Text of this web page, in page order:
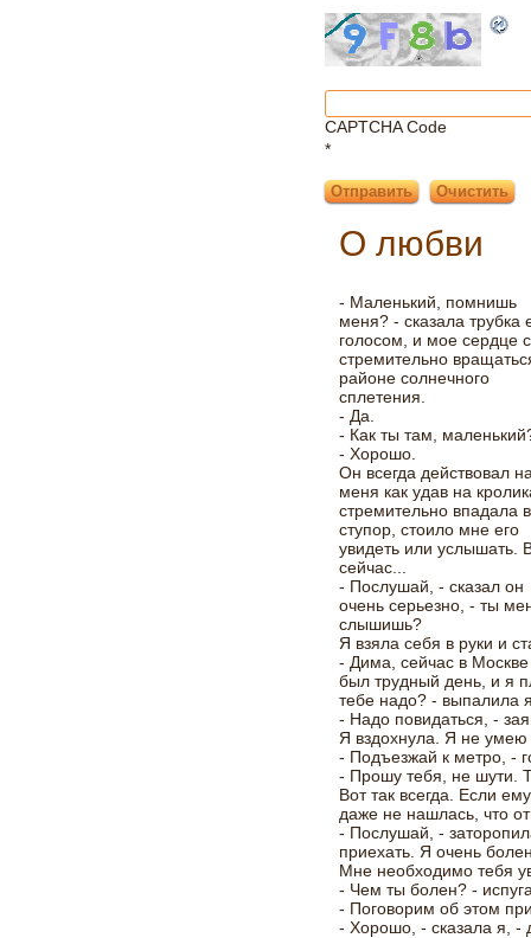
CAPTCHA Code
*
О любви
- Маленький, помнишь
меня? - сказала трубка
голосом, и мое сердце
стремительно
районе солнечного
сплетения.
- Да.
- Как ты там,
- Хорошо.
Он всегда действовал
меня как удав на
стремительно впадала в
ступор, стоило мне его
увидеть или услышать.
сейчас...
- Послушай, - сказал он
очень серьезно, - ты
слышишь?
Я взяла себя в руки и
- Дима, сейчас в
был трудный день, и я
тебе надо? - выпалила
- Надо повидаться, -
Я вздохнула. Я не умею
- Подъезжай к метро, -
- Прошу тебя, не шути.
Вот так всегда. Если
даже не нашлась, что
- Послушай, -
приехать. Я очень
Мне необходимо тебя
- Чем ты болен? -
- Поговорим об этом
- Хорошо, - сказала я, -